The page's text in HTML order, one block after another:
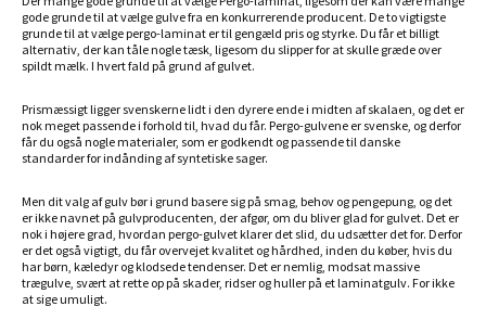
gode grunde til at vælge gulve fra en konkurrerende producent. De to vigtigste
grunde til at vælge pergo-laminat er til gengæld pris og styrke. Du får et billigt
alternativ, der kan tåle nogle tæsk, ligesom du slipper for at skulle græde over
spildt mælk. I hvert fald på grund af gulvet.
Prismæssigt ligger svenskerne lidt i den dyrere ende i midten af skalaen, og det er
nok meget passende i forhold til, hvad du får. Pergo-gulvene er svenske, og derfor
får du også nogle materialer, som er godkendt og passende til danske
standarder for indånding af syntetiske sager.
Men dit valg af gulv bør i grund basere sig på smag, behov og pengepung, og det
er ikke navnet på gulvproducenten, der afgør, om du bliver glad for gulvet. Det er
nok i højere grad, hvordan pergo-gulvet klarer det slid, du udsætter det for. Derfor
er det også vigtigt, du får overvejet kvalitet og hårdhed, inden du køber, hvis du
har børn, kæledyr og klodsede tendenser. Det er nemlig, modsat massive
trægulve, svært at rette op på skader, ridser og huller på et laminatgulv. For ikke
at sige umuligt.